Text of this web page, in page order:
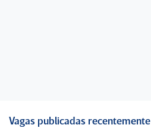
Vagas publicadas recentemente